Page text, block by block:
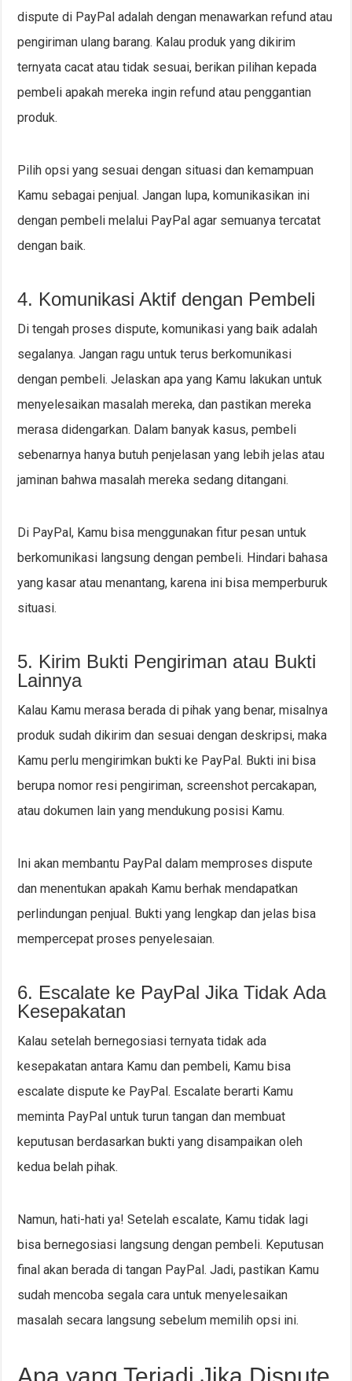
dispute di PayPal adalah dengan menawarkan refund atau
pengiriman ulang barang. Kalau produk yang dikirim
ternyata cacat atau tidak sesuai, berikan pilihan kepada
pembeli apakah mereka ingin refund atau penggantian
produk.
Pilih opsi yang sesuai dengan situasi dan kemampuan
Kamu sebagai penjual. Jangan lupa, komunikasikan ini
dengan pembeli melalui PayPal agar semuanya tercatat
dengan baik.
4. Komunikasi Aktif dengan Pembeli
Di tengah proses dispute, komunikasi yang baik adalah
segalanya. Jangan ragu untuk terus berkomunikasi
dengan pembeli. Jelaskan apa yang Kamu lakukan untuk
menyelesaikan masalah mereka, dan pastikan mereka
merasa didengarkan. Dalam banyak kasus, pembeli
sebenarnya hanya butuh penjelasan yang lebih jelas atau
jaminan bahwa masalah mereka sedang ditangani.
Di PayPal, Kamu bisa menggunakan fitur pesan untuk
berkomunikasi langsung dengan pembeli. Hindari bahasa
yang kasar atau menantang, karena ini bisa memperburuk
situasi.
5. Kirim Bukti Pengiriman atau Bukti
Lainnya
Kalau Kamu merasa berada di pihak yang benar, misalnya
produk sudah dikirim dan sesuai dengan deskripsi, maka
Kamu perlu mengirimkan bukti ke PayPal. Bukti ini bisa
berupa nomor resi pengiriman, screenshot percakapan,
atau dokumen lain yang mendukung posisi Kamu.
Ini akan membantu PayPal dalam memproses dispute
dan menentukan apakah Kamu berhak mendapatkan
perlindungan penjual. Bukti yang lengkap dan jelas bisa
mempercepat proses penyelesaian.
6. Escalate ke PayPal Jika Tidak Ada
Kesepakatan
Kalau setelah bernegosiasi ternyata tidak ada
kesepakatan antara Kamu dan pembeli, Kamu bisa
escalate dispute ke PayPal. Escalate berarti Kamu
meminta PayPal untuk turun tangan dan membuat
keputusan berdasarkan bukti yang disampaikan oleh
kedua belah pihak.
Namun, hati-hati ya! Setelah escalate, Kamu tidak lagi
bisa bernegosiasi langsung dengan pembeli. Keputusan
final akan berada di tangan PayPal. Jadi, pastikan Kamu
sudah mencoba segala cara untuk menyelesaikan
masalah secara langsung sebelum memilih opsi ini.
Apa yang Terjadi Jika Dispute